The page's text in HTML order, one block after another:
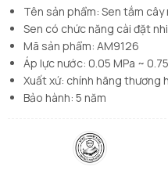
Tên sản phẩm: Sen tắm
Sen có chức năng cài đặt
Mã sản phẩm: AM9126
Áp lực nước: 0.05 MPa ~
Xuất xứ: chính hãng thương
Bảo hành: 5 năm